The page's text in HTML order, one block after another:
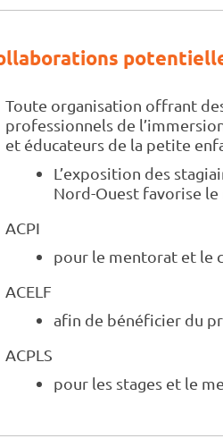
Toute organisation offrant
professionnels de
et éducateurs de la petite
L’exposition des
Nord-Ouest favorise
ACPI
pour le mentorat et le
ACELF
afin de bénéficier du
ACPLS
pour les stages et le